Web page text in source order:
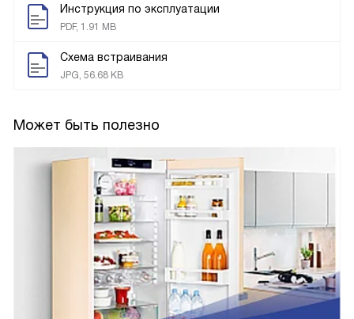
Инструкция по эксплуатации
PDF, 1.91 MB
Схема встраивания
JPG, 56.68 KB
Может быть полезно